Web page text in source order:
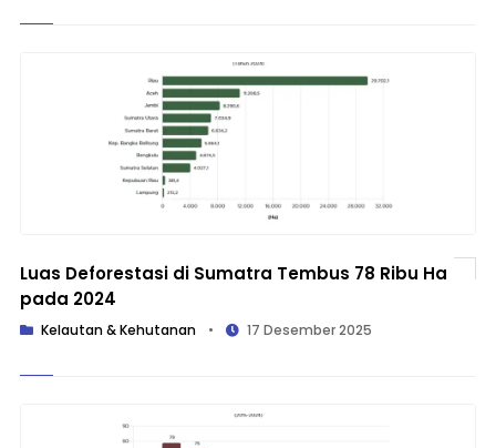
Luas Deforestasi di Sumatra Tembus 78 Ribu Ha
pada 2024
Kelautan & Kehutanan • 17 Desember 2025